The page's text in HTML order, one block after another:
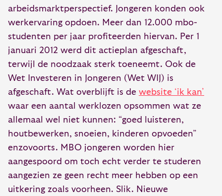
arbeidsmarktperspectief. Jongeren konden ook
werkervaring opdoen. Meer dan 12.000 mbo-
studenten per jaar profiteerden hiervan. Per 1
januari 2012 werd dit actieplan afgeschaft,
terwijl de noodzaak sterk toeneemt. Ook de
Wet Investeren in Jongeren (Wet WIJ) is
afgeschaft. Wat overblijft is de website ‘ik kan’
waar een aantal werklozen opsommen wat ze
allemaal wel niet kunnen: “goed luisteren,
houtbewerken, snoeien, kinderen opvoeden”
enzovoorts. MBO jongeren worden hier
aangespoord om toch echt verder te studeren
aangezien ze geen recht meer hebben op een
uitkering zoals voorheen. Slik. Nieuwe